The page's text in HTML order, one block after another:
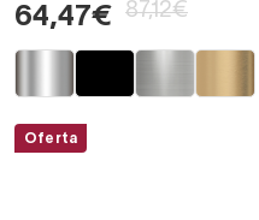
64,47€ 87,12€
Oferta